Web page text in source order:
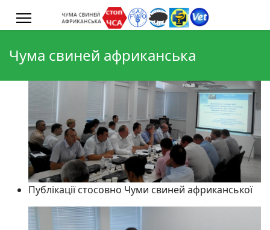
Чума свиней африканська
Публікації стосовно Чуми свиней африканської